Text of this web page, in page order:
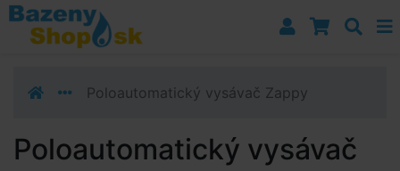
Prejsť k navigácii
Prejsť na obsah
Prejsť k bočnému stĺpci
Poloautomatický vysávač Zappy
Poloautomatický vysávač